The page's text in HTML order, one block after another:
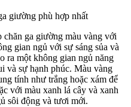
giường phù hợp nhất
chăn ga giường màu vàng với
gian ngủ với sự sáng sủa và
ra một không gian ngủ năng
và sự hạnh phúc. Màu vàng
tính như trắng hoặc xám để
với màu xanh lá cây và xanh
sôi động và tươi mới.